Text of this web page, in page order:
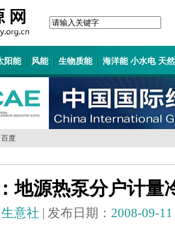
阳能 风能 生物质能 海洋能 小水电 天
百度
地源热泵分户计量
生意社 | 发布日期： 2008-09-11